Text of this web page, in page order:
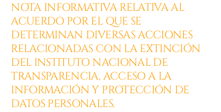
NOTA INFORMATIVA RELATIVA AL
ACUERDO POR EL QUE SE
DETERMINAN DIVERSAS ACCIONES
RELACIONADAS CON LA EXTINCIÓN
DEL INSTITUTO NACIONAL DE
TRANSPARENCIA, ACCESO A LA
INFORMACIÓN Y PROTECCIÓN DE
DATOS PERSONALES.